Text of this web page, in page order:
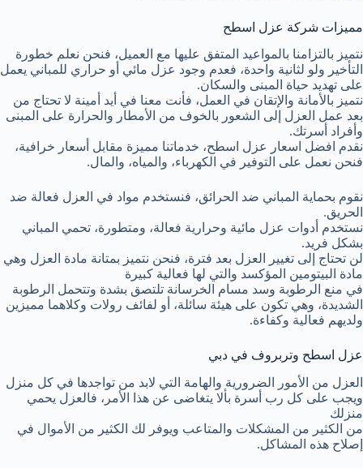
مميزات شركة عزل اسطح
نتميز بالتزامنا بالمواعيد المتفق عليها مع العميل، فنحن نعلم خطورة
التأخير ولو لثانية واحدة، فعدم وجود عزل مائي أو حراري للمباني يعمل
على تهديد حياة المبنى والسكان.
نتميز بالأمانة والإتقان في العمل، فأنت معنا في أيد أمينة لا تحتاج من
بعد عمل العزل إلى الشعور بالخوف من الأمطار والحرارة على المبنى
وأفراد أسرتك.
نقدم افضل اسعار عزل اسطح، خدماتنا مميزة مقابل أسعار خرافية،
فنحن نعمل على التوفير في الكهرباء، والمياه، والمال.
نقوم بحماية المباني ضد الحرائق، فنستخدم مواد في العزل فعالة ضد
الحريق.
نستخدم أدوات عزل مائية وحرارية فعالة، ومتطورة، تحمي المباني
بشكل فريد.
لن تحتاج إلى تغيير العزل بعد فترة، فنحن نتميز بمتانة مادة العزل وهي
مادة البيتومين المؤكسد والتي لها فعالية كبيرة
في منع الرطوبة وسد مسام الخرسانة تلتصق بشدة وتتحمل الرطوبة
الشديدة، وهي تكون على هيئة سائلة، أو لفائف رولات وكلاهما مميزين
ولديهم فعالية وكفاءة.
عزل اسطح وتربروف في دبي
العزل من الأمور الضرورية والهامة التي لابد من تواجدها في كل منزل
ويجب على كل رب أسرة بألا يتغاضى عن هذا الأمر، فالعزل يحمي
منزلك
من الكثير من المشكلات والمتاعب ويوفر لك الكثير من الأموال في
إصلاح هذه المشاكل.